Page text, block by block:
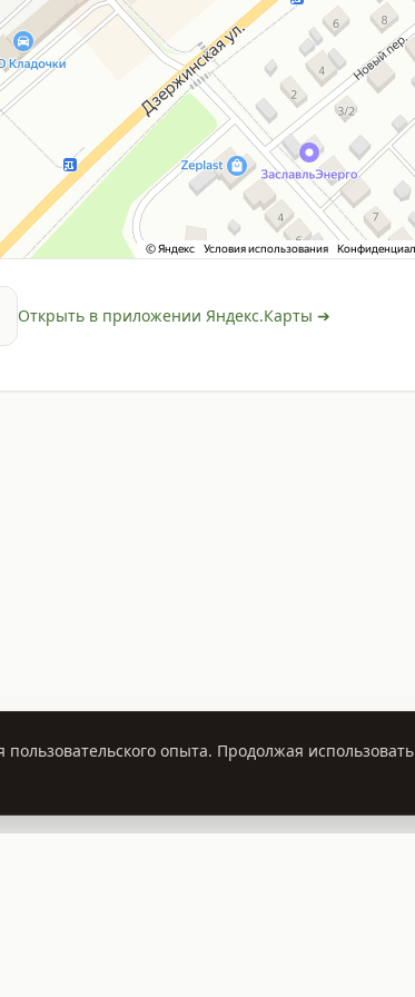
Открыть в приложении Яндекс.Карты ➔
опыта. Продолжая использовать